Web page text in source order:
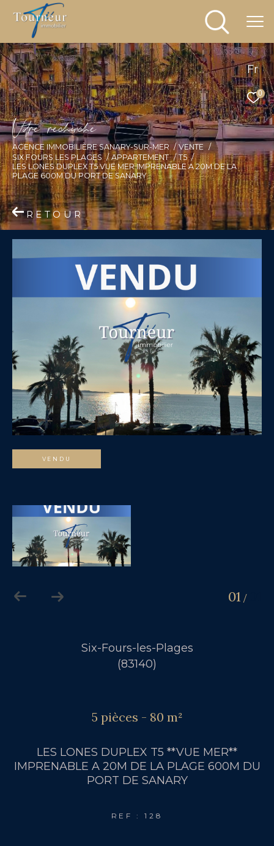
Fr
0
Vore recece
AGENCE IMMOBILIÈRE SANARY-SUR-MER
VENTE
SIX FOURS LES PLAGES
APPARTEMENT
T5
LES LONES DUPLEX T5 VUE MER IMPRENABLE A 20M DE LA
PLAGE 600M DU PORT DE SANARY
RETOUR
VENDU
01 /
Six-Fours-les-Plages
(83140)
5 pièces - 80 m²
LES LONES DUPLEX T5 **VUE MER**
IMPRENABLE A 20M DE LA PLAGE 600M DU
PORT DE SANARY
REF : 128